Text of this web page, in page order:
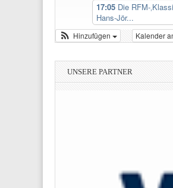
17:05 Die RFM-
Hans-Jör...
Kalender
Hinzufügen
UNSERE PARTNER